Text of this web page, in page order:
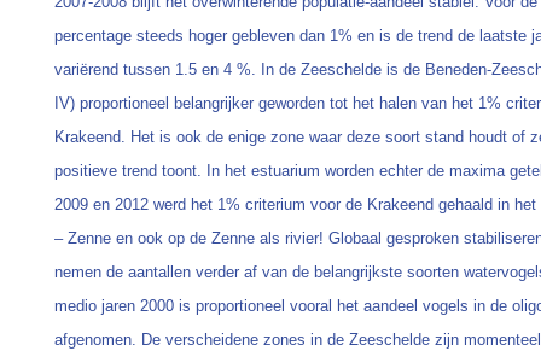
percentage steeds hoger gebleven dan 1% en is de trend de laatste
variërend tussen 1.5 en 4 %. In de Zeeschelde is de Beneden-
IV) proportioneel belangrijker geworden tot het halen van het 1%
Krakeend. Het is ook de enige zone waar deze soort stand houdt of
positieve trend toont. In het estuarium worden echter de maxima
2009 en 2012 werd het 1% criterium voor de Krakeend gehaald in
– Zenne en ook op de Zenne als rivier! Globaal gesproken
nemen de aantallen verder af van de belangrijkste soorten
medio jaren 2000 is proportioneel vooral het aandeel vogels in de
afgenomen. De verscheidene zones in de Zeeschelde zijn